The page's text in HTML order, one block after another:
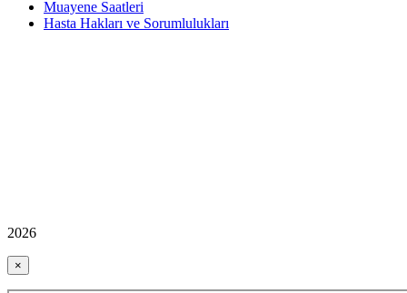
Muayene Saatleri
Hasta Hakları ve Sorumlulukları
2026
×